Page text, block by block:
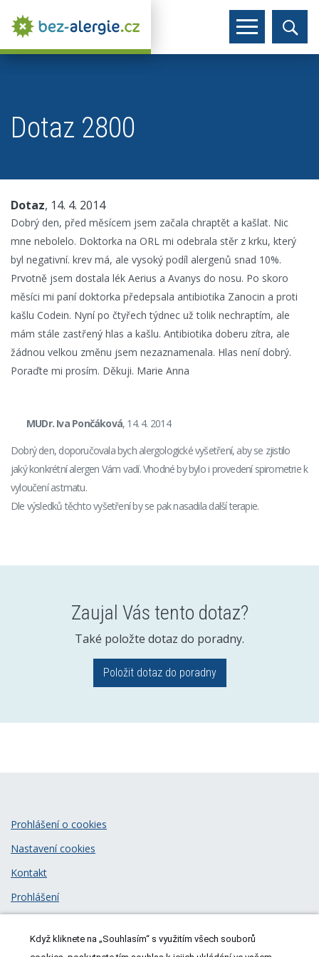
Dotaz 2800
Dotaz, 14. 4. 2014
Dobrý den, před měsícem jsem začala chraptět a kašlat. Nic
mne nebolelo. Doktorka na ORL mi odebrala stěr z krku, který
byl negativní. krev má, ale vysoký podíl alergenů snad 10%.
Prvotně jsem dostala lék Aerius a Avanys do nosu. Po skoro
měsíci mi paní doktorka předepsala antibiotika Zanocin a proti
kašlu Codein. Nyní po čtyřech týdnec už tolik nechraptím, ale
mám stále zastřený hlas a kašlu. Antibiotika doberu zítra, ale
žádnou velkou změnu jsem nezaznamenala. Hlas není dobrý.
Poraďte mi prosím. Děkuji. Marie Anna
MUDr. Iva Pončáková, 14. 4. 2014
Dobrý den, doporučovala bych alergologické vyšetření, aby se zjistilo
jaký konkrétní alergen Vám vadí. Vhodné by bylo i provedení spirometrie k
vyloučení astmatu.
Dle výsledků těchto vyšetření by se pak nasadila další terapie.
Zaujal Vás tento dotaz?
Také položte dotaz do poradny.
Položit dotaz do poradny
Prohlášení o cookies
Nastavení cookies
Kontakt
Prohlášení
Když kliknete na „Souhlasím“ s využitím všech souborů